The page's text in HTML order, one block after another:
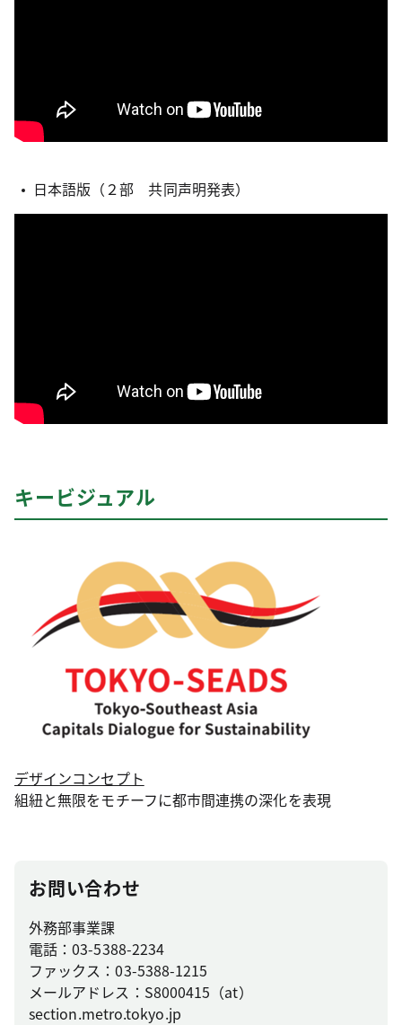
日本語版（２部 共同声明発表）
キービジュアル
デザインコンセプト
組紐と無限をモチーフに都市間連携の深化を表現
お問い合わせ
外務部事業課
電話：03-5388-2234
ファックス：03-5388-1215
メールアドレス：S8000415（at）
section.metro.tokyo.jp